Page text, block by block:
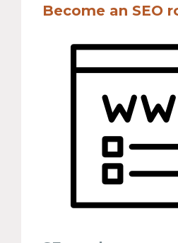
Become an SEO